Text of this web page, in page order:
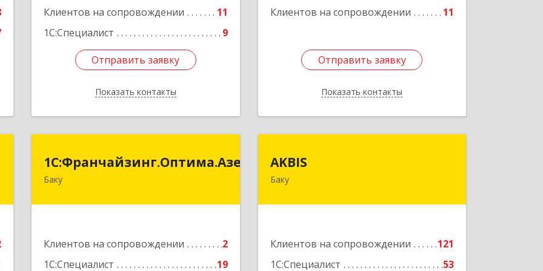
Клиентов на сопровождении
11
1С:Специалист
9
Отправить заявку
Показать контакты
Отправить заявку
Назад
Клиентов на сопровождении 11
Отправить заявку
Показать контакты
Отправить заявку
Назад
1С:Франчайзинг.Оптима.Азербайджан
Баку
Клиентов на сопровождении
2
1С:Специалист
19
AKBIS
Баку
Клиентов на сопровождении
121
1С:Специалист
53
AZ1007, Азербайджан, г. Баку, ул. Ак.